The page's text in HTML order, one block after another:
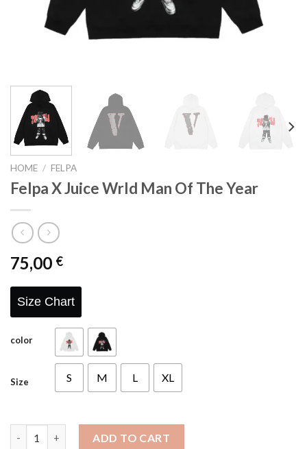
HOME / FELPA
Felpa X Juice Wrld Man Of The Year
75,00 €
Size Chart
color
Size S M L XL
ADD TO CART